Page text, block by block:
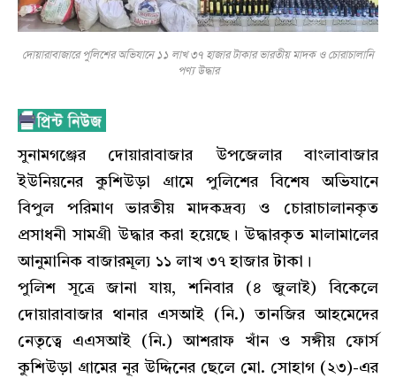
দোয়ারাবাজারে পুলিশের অভিযানে ১১ লাখ ৩৭ হাজার টাকার ভারতীয় মাদক ও চোরাচালানি
পণ্য উদ্ধার
সুনামগঞ্জের দোয়ারাবাজার উপজেলার বাংলাবাজার
ইউনিয়নের কুশিউড়া গ্রামে পুলিশের বিশেষ অভিযানে
বিপুল পরিমাণ ভারতীয় মাদকদ্রব্য ও চোরাচালানকৃত
প্রসাধনী সামগ্রী উদ্ধার করা হয়েছে। উদ্ধারকৃত মালামালের
আনুমানিক বাজারমূল্য ১১ লাখ ৩৭ হাজার টাকা।
পুলিশ সূত্রে জানা যায়, শনিবার (৪ জুলাই) বিকেলে
দোয়ারাবাজার থানার এসআই (নি.) তানজির আহমেদের
নেতৃত্বে এএসআই (নি.) আশরাফ খাঁন ও সঙ্গীয় ফোর্স
কুশিউড়া গ্রামের নূর উদ্দিনের ছেলে মো. সোহাগ (২৩)-এর